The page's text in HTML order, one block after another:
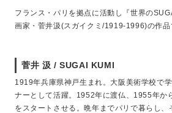
フランス・パリを拠点に活動し『世界の
画家・菅井汲(スガイクミ/1919-1996)の作品
菅井 汲 / SUGAI KUMI
1919年兵庫県神戸生まれ。大阪美術学校で
ナーとして活躍。1952年に渡仏、1955年か
をスタートさせる。晩年までパリで暮らし、